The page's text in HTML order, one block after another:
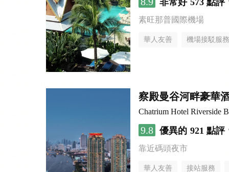
非常好 573 點評
素旺那普國際機場
華人友善 機場接駁服務
察殿曼谷河畔豪華
Chatrium Hotel Riverside
9.8 優異的 921 點評
靠近碼頭夜市
華人友善 接站服務